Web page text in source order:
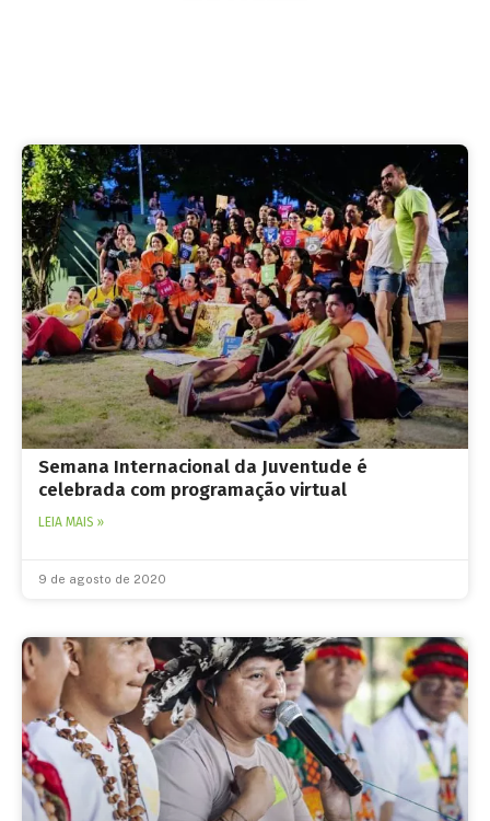
Semana Internacional da Juventude é
celebrada com programação virtual
LEIA MAIS »
9 de agosto de 2020